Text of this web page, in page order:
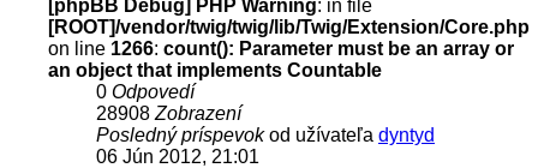
[phpBB Debug] PHP Warning: in file
[ROOT]/vendor/twig/twig/lib/Twig/Extension/Core.php
on line 1266: count(): Parameter must be an array or
an object that implements Countable
0 Odpovedí
28908 Zobrazení
Posledný príspevokod užívateľa dyntyd
06 Jún 2012, 21:01